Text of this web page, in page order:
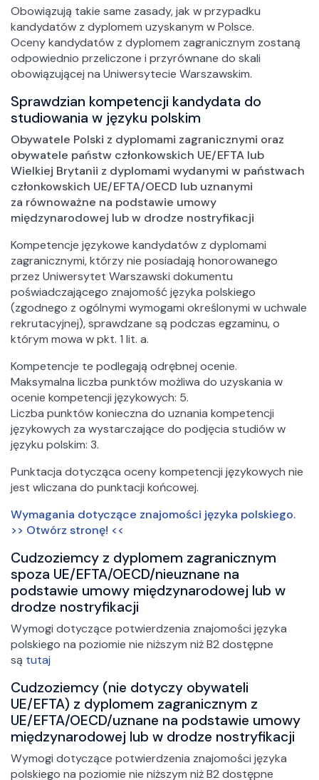
Obowiązują takie same zasady, jak w przypadku
kandydatów z dyplomem uzyskanym w Polsce.
Oceny kandydatów z dyplomem zagranicznym zostaną
odpowiednio przeliczone i przyrównane do skali
obowiązującej na Uniwersytecie Warszawskim.
Sprawdzian kompetencji kandydata do
studiowania w języku polskim
Obywatele Polski z dyplomami zagranicznymi oraz
obywatele państw członkowskich UE/EFTA lub
Wielkiej Brytanii z dyplomami wydanymi w państwach
członkowskich UE/EFTA/OECD lub uznanymi
za równoważne na podstawie umowy
międzynarodowej lub w drodze nostryfikacji
Kompetencje językowe kandydatów z dyplomami
zagranicznymi, którzy nie posiadają honorowanego
przez Uniwersytet Warszawski dokumentu
poświadczającego znajomość języka polskiego
(zgodnego z ogólnymi wymogami określonymi w uchwale
rekrutacyjnej), sprawdzane są podczas egzaminu, o
którym mowa w pkt. 1 lit. a.
Kompetencje te podlegają odrębnej ocenie.
Maksymalna liczba punktów możliwa do uzyskania w
ocenie kompetencji językowych: 5.
Liczba punktów konieczna do uznania kompetencji
językowych za wystarczające do podjęcia studiów w
języku polskim: 3.
Punktacja dotycząca oceny kompetencji językowych nie
jest wliczana do punktacji końcowej.
Wymagania dotyczące znajomości języka polskiego.
>> Otwórz stronę! <<
Cudzoziemcy z dyplomem zagranicznym
spoza UE/EFTA/OECD/nieuznane na
podstawie umowy międzynarodowej lub w
drodze nostryfikacji
Wymogi dotyczące potwierdzenia znajomości języka
polskiego na poziomie nie niższym niż B2 dostępne
są tutaj
Cudzoziemcy (nie dotyczy obywateli
UE/EFTA) z dyplomem zagranicznym z
UE/EFTA/OECD/uznane na podstawie umowy
międzynarodowej lub w drodze nostryfikacji
Wymogi dotyczące potwierdzenia znajomości języka
polskiego na poziomie nie niższym niż B2 dostępne